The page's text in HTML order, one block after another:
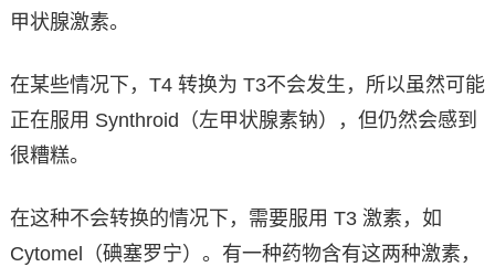
甲状腺激素。
在某些情况下，T4 转换为 T3不会发生，所以虽然可能
正在服用 Synthroid（左甲状腺素钠），但仍然会感到
很糟糕。
在这种不会转换的情况下，需要服用 T3 激素，如
Cytomel（碘塞罗宁）。有一种药物含有这两种激素，